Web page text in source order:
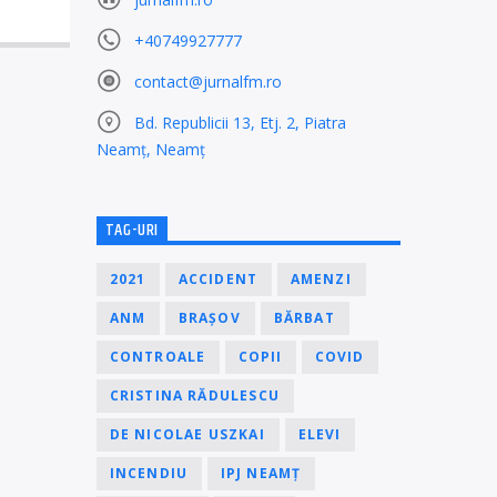
+40749927777
contact@jurnalfm.ro
Bd. Republicii 13, Etj. 2, Piatra
Neamț, Neamț
TAG-URI
2021 ACCIDENT AMENZI
ANM BRAȘOV BĂRBAT
CONTROALE COPII COVID
CRISTINA RĂDULESCU
DE NICOLAE USZKAI ELEVI
INCENDIU IPJ NEAMȚ